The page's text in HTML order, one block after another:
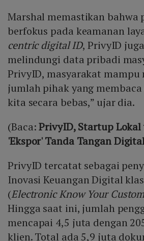
Marshal memastikan bahwa
berfokus pada keamanan
centric digital ID, PrivyID
melindungi data pribadi
PrivyID, masyarakat
jumlah pihak yang
kita secara bebas,” ujar dia.
(Baca:PrivyID, Startup Lokal
'Ekspor' Tanda Tangan
PrivyID tercatat sebagai
Inovasi Keuangan Digital
(Electronic Know Your
Hingga saat ini, jumlah
mencapai 4,5 juta dengan
klien. Total ada 5,9 juta